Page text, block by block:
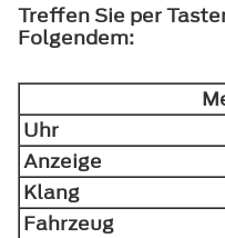
Treffen Sie per
Folgendem:
Uhr
Anzeige
Klang
Fahrzeug